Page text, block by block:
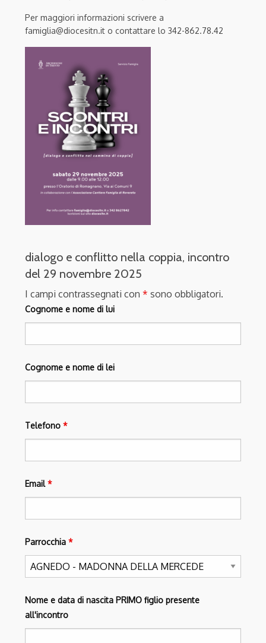
Per maggiori informazioni scrivere a
famiglia@diocesitn.it o contattare lo 342-862.78.42
dialogo e conflitto nella coppia, incontro
del 29 novembre 2025
I campi contrassegnati con * sono obbligatori.
Cognome e nome di lui
Cognome e nome di lei
Telefono *
Email*
Parrocchia *
Nome e data di nascita PRIMO figlio presente
all'incontro